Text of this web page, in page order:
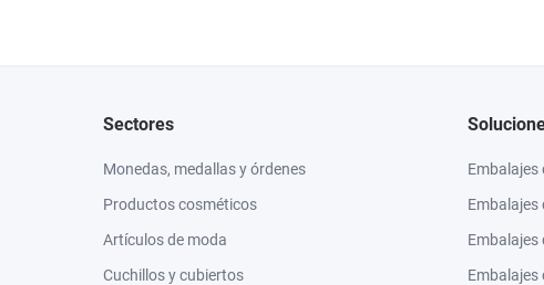
Sectores
Monedas, medallas y órdenes
Productos cosméticos
Artículos de moda
Cuchillos y cubiertos
Embalajes
Embalajes
Embalajes